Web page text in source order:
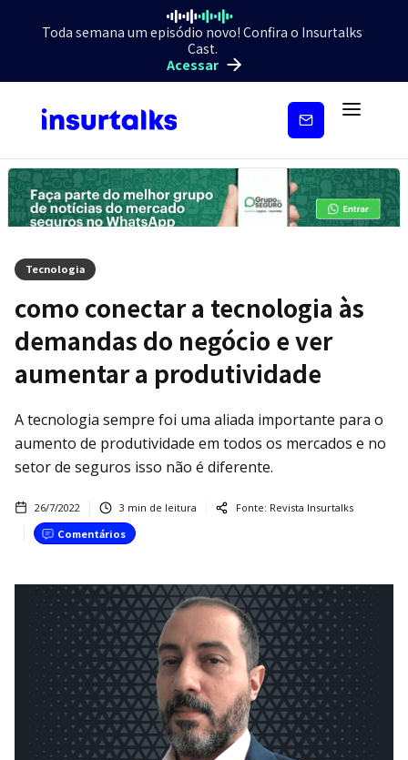
Toda semana um episódio novo! Confira o Insurtalks
Cast.
Acessar
Inscreva-
Tecnologia
como conectar a tecnologia às
demandas do negócio e ver
aumentar a produtividade
A tecnologia sempre foi uma aliada importante para o
aumento de produtividade em todos os mercados e no
setor de seguros isso não é diferente.
26/7/2022 3 min de leitura Fonte: Revista Insurtalks
Comentários